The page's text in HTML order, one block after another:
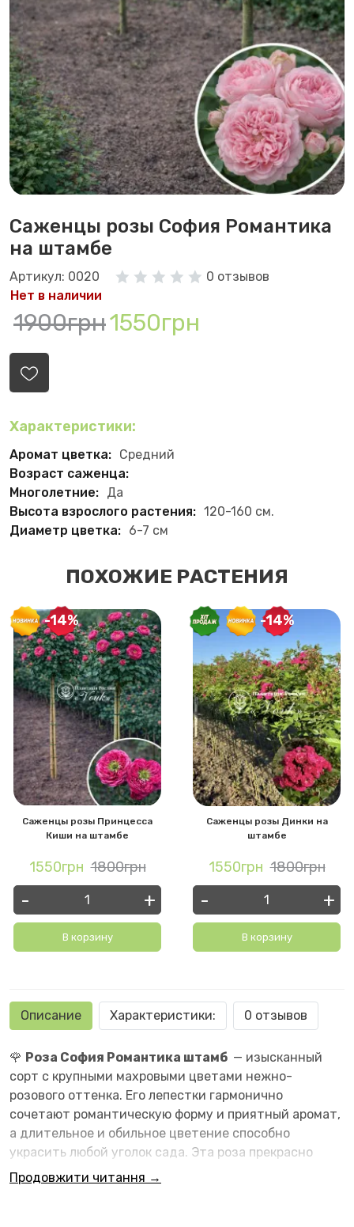
Саженцы розы София Романтика
на штамбе
Артикул: 0020
0 отзывов
Нет в наличии
1900грн1550грн
Характеристики:
Аромат цветка: Средний
Возраст саженца:
Многолетние: Да
Высота взрослого растения: 120-160 см.
Диаметр цветка: 6-7 см
ПОХОЖИЕ РАСТЕНИЯ
-14%
Саженцы розы Принцесса
Киши на штамбе
1550грн 1800грн
- +
В корзину
-14%
Саженцы розы Динки на
штамбе
1550грн 1800грн
- +
В корзину
Описание Характеристики: 0 отзывов
🌹 Роза София Романтика штамб — изысканный
сорт с крупными махровыми цветами нежно-
розового оттенка. Его лепестки гармонично
сочетают романтическую форму и приятный аромат,
а длительное и обильное цветение способно
украсить любой уголок сада. Эта роза прекрасно
смотрится как солитер, так и в групповых посадках,
Продовжити читання →